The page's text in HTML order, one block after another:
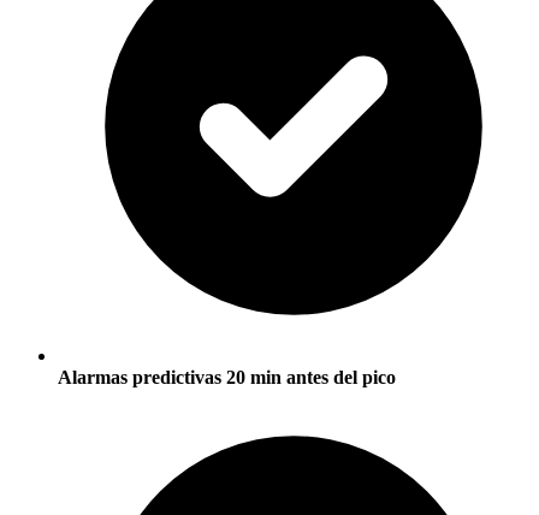
Alarmas predictivas 20 min antes del pico